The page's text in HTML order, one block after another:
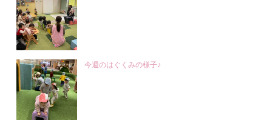
今週のはぐくみの様子♪